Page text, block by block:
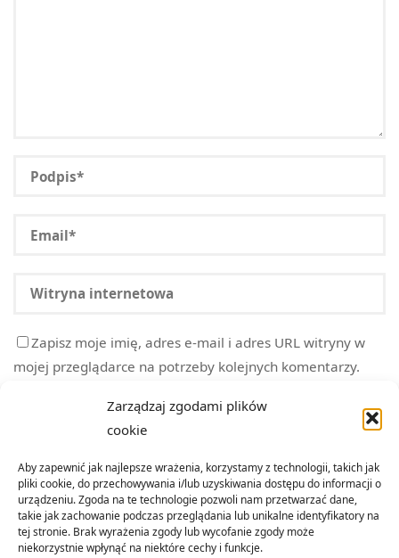
Zarządzaj zgodami plików
cookie
Aby zapewnić jak najlepsze wrażenia, korzystamy z technologii, takich jak
pliki cookie, do przechowywania i/lub uzyskiwania dostępu do informacji o
urządzeniu. Zgoda na te technologie pozwoli nam przetwarzać dane,
takie jak zachowanie podczas przeglądania lub unikalne identyfikatory na
tej stronie. Brak wyrażenia zgody lub wycofanie zgody może
niekorzystnie wpłynąć na niektóre cechy i funkcje.
Zapisz moje imię, adres e-mail i adres URL witryny w
mojej przeglądarce na potrzeby kolejnych komentarzy.